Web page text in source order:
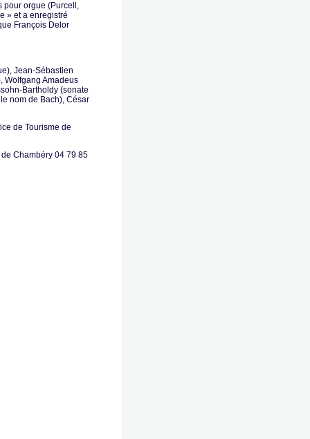
pour orgue (Purcell,
» et a enregistré
François Delor
Jean-Sébastien
Wolfgang Amadeus
Bartholdy (sonate
nom de Bach), César
de Tourisme de
Chambéry 04 79 85